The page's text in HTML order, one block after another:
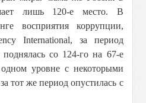
лишь 120-е место. В
восприятия коррупции,
International, за период
со 124-го на 67-е
уровне с некоторыми
тот же период опустилась с